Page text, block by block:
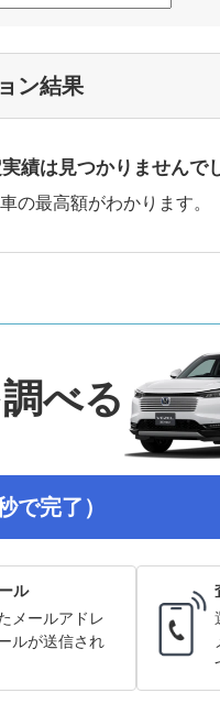
ン結果
績は見つかりませんで
の最高額がわかります。
べる
で完了）
ル
メールアドレ
ルが送信され